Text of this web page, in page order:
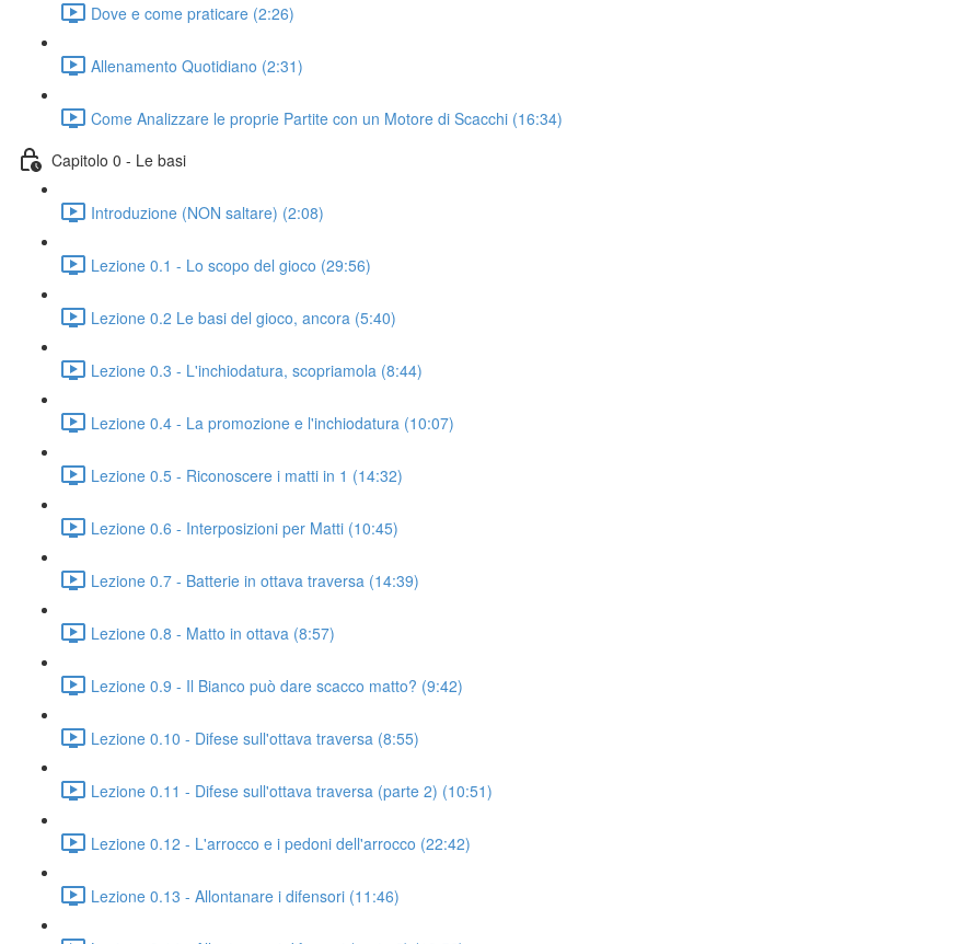
Dove e come praticare (2:26)
Allenamento Quotidiano (2:31)
Come Analizzare le proprie Partite con un Motore di Scacchi (16:34)
Capitolo 0 - Le basi
Introduzione (NON saltare) (2:08)
Lezione 0.1 - Lo scopo del gioco (29:56)
Lezione 0.2 Le basi del gioco, ancora (5:40)
Lezione 0.3 - L'inchiodatura, scopriamola (8:44)
Lezione 0.4 - La promozione e l'inchiodatura (10:07)
Lezione 0.5 - Riconoscere i matti in 1 (14:32)
Lezione 0.6 - Interposizioni per Matti (10:45)
Lezione 0.7 - Batterie in ottava traversa (14:39)
Lezione 0.8 - Matto in ottava (8:57)
Lezione 0.9 - Il Bianco può dare scacco matto? (9:42)
Lezione 0.10 - Difese sull'ottava traversa (8:55)
Lezione 0.11 - Difese sull'ottava traversa (parte 2) (10:51)
Lezione 0.12 - L'arrocco e i pedoni dell'arrocco (22:42)
Lezione 0.13 - Allontanare i difensori (11:46)